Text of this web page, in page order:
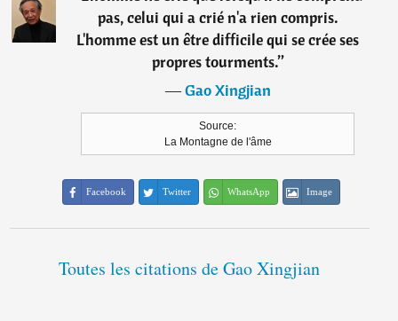
pas, celui qui a crié n'a rien compris.
L'homme est un être difficile qui se crée ses
propres tourments.”
―Gao Xingjian
Source:
La Montagne de l'âme
Facebook Twitter WhatsApp Image
Toutes les citations de Gao Xingjian